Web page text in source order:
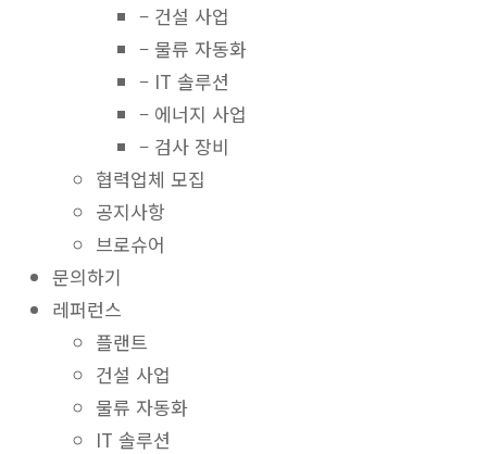
– 건설 사업
– 물류 자동화
– IT 솔루션
– 에너지 사업
– 검사 장비
협력업체 모집
공지사항
브로슈어
문의하기
레퍼런스
플랜트
건설 사업
물류 자동화
IT 솔루션